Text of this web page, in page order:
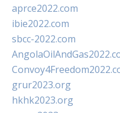
aprce2022.com
ibie2022.com
sbcc-2022.com
grur2023.org
hkhk2023.org